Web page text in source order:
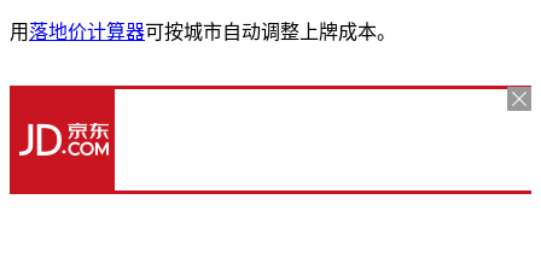
用 落地价计算器可按城市自动调整上牌成本。